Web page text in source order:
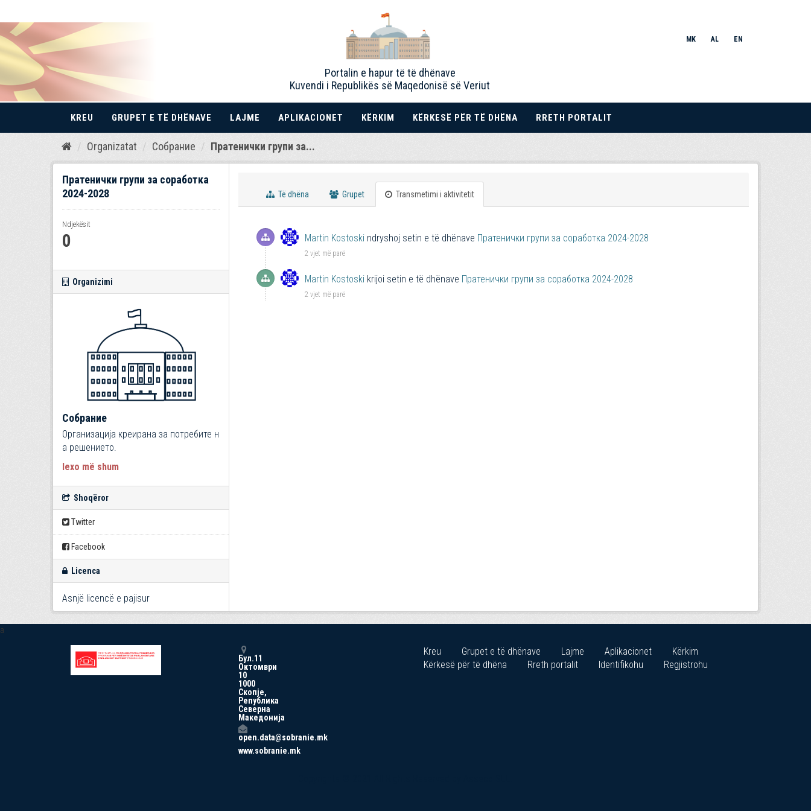
Kalo
Portalin e hapur të të dhënave
Kuvendi i Republikës së Maqedonisë së Veriut
MK AL EN
KREU GRUPET E TË DHËNAVE LAJME APLIKACIONET KËRKIM KËRKESË PËR TË DHËNA RRETH PORTALIT
Organizatat Собрание Пратенички групи за...
Пратенички групи за соработка
2024-2028
Ndjekësit
0
Organizimi
Собрание
Организација креирана за потребите н
а решението.
lexo më shum
Shoqëror
Twitter
Facebook
Licenca
Asnjë licencë e pajisur
Të dhëna Grupet Transmetimi i aktivitetit
Martin Kostoski ndryshoj setin e të dhënave Пратенички групи за соработка 2024-2028
2 vjet më parë
Martin Kostoski krijoi setin e të dhënave Пратенички групи за соработка 2024-2028
2 vjet më parë
a
Бул.11
Октомври
10
1000
Скопје,
Република
Северна
Македонија
open.data@sobranie.mk
www.sobranie.mk
Kreu Grupet e të dhënave Lajme Aplikacionet
Kërkim
Kërkesë për të dhëna
Rreth portalit Identifikohu Regjistrohu